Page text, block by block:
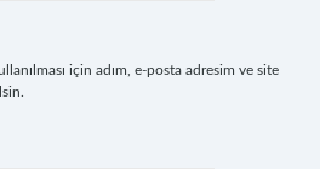
için adım, e-posta adresim ve site